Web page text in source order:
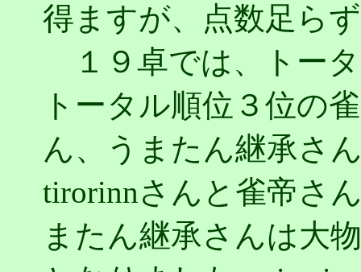
得ますが、点数足ら
１９卓では、トー
トータル順位３位の
ん、うまたん継承さ
tirorinnさんと雀帝さ
またん継承さんは大